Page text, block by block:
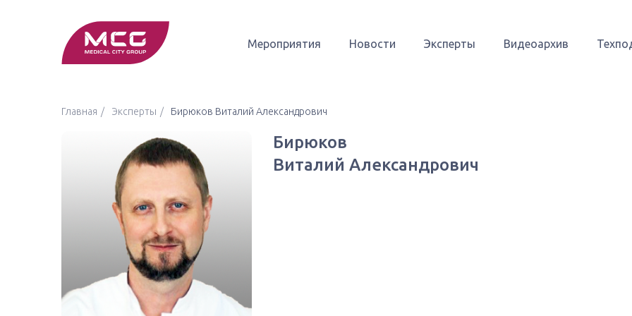
Мероприятия Новости Эксперты Видеоархив
Главная Эксперты Бирюков Виталий Александрович
Бирюков
Виталий Александрович